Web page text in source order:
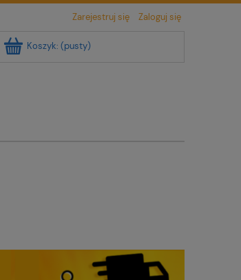
Zarejestruj się Zaloguj się
Koszyk: (pusty)